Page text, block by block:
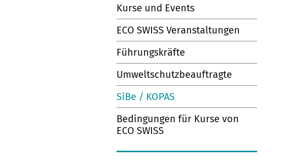
Kurse und Events
ECO SWISS Veranstaltungen
Führungskräfte
Umweltschutzbeauftragte
SiBe / KOPAS
Bedingungen für Kurse von
ECO SWISS